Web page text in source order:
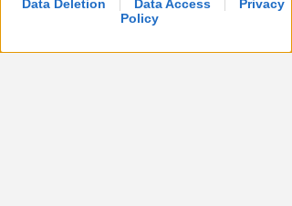
Data Deletion Data Access
Privacy
Policy